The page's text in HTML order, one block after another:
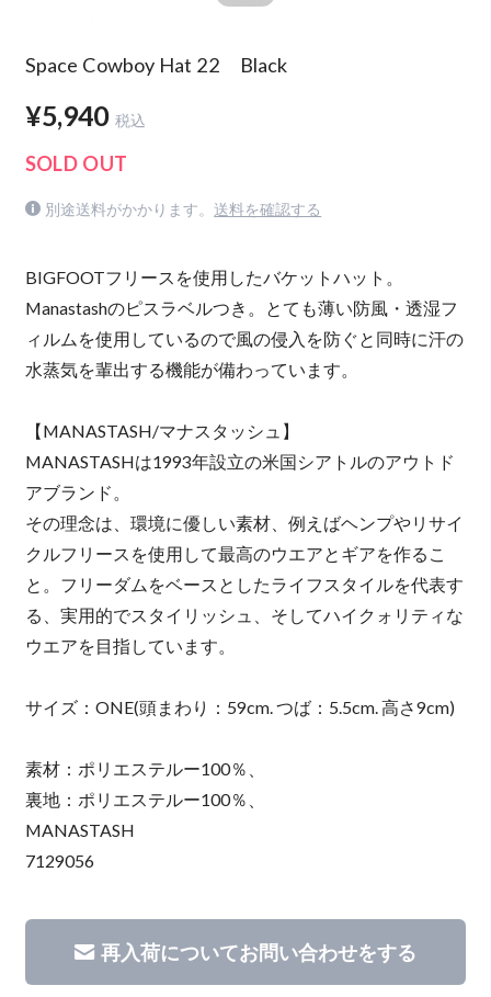
Space Cowboy Hat 22 Black
¥5,940 税込
SOLD OUT
別途送料がかかります。 送料を確認する
BIGFOOTフリースを使用したバケットハット。
Manastashのピスラベルつき。とても薄い防風・透湿フ
ィルムを使用しているので風の侵入を防ぐと同時に汗の
水蒸気を輩出する機能が備わっています。
【MANASTASH/マナスタッシュ】
MANASTASHは1993年設立の米国シアトルのアウトド
アブランド。
その理念は、環境に優しい素材、例えばヘンプやリサイ
クルフリースを使用して最高のウエアとギアを作るこ
と。フリーダムをベースとしたライフスタイルを代表す
る、実用的でスタイリッシュ、そしてハイクォリティな
ウエアを目指しています。
サイズ：ONE(頭まわり：59cm. つば：5.5cm. 高さ9cm)
素材：ポリエステルー100％、
裏地：ポリエステルー100％、
MANASTASH
7129056
再入荷についてお問い合わせをする